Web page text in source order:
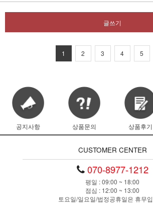
글쓰기
1 2 3 4 5
공지사항 상품문의 상품후기
CUSTOMER CENTER
070-8977-1212
평일 : 09:00 ~ 18:00
점심 : 12:00 ~ 13:00
토요일/일요일/법정공휴일은 휴무